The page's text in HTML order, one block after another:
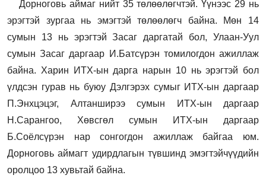
Дорноговь аймаг нийт 35 төлөөлөгчтэй. Үүнээс 29 нь
эрэгтэй зургаа нь эмэгтэй төлөөлөгч байна. Мөн 14
сумын 13 нь эрэгтэй Засаг даргатай бол, Улаан-Уул
сумын Засаг даргаар И.Батсүрэн томилогдон ажиллаж
байна. Харин ИТХ-ын дарга нарын 10 нь эрэгтэй бол
үлдсэн гурав нь буюу Дэлгэрэх сумыг ИТХ-ын даргаар
П.Энхцэцэг, Алтанширээ сумын ИТХ-ын даргаар
Н.Сарангоо, Хөвсгөл сумын ИТХ-ын даргаар
Б.Соёлсүрэн нар сонгогдон ажиллаж байгаа юм.
Дорноговь аймагт удирдлагын түвшинд эмэгтэйчүүдийн
оролцоо 13 хувьтай байна.